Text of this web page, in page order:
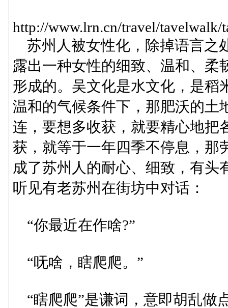
http://www.lrn.cn/travel/tavelwalk/
苏州人被女性化，除掉语言之
露出一种女性的细致、温和、柔
形成的。吴文化是水文化，是稻
温和的气候条件下，那肥沃的土
连，要想多收获，就要精心地把
获，就等于一年四季不停息，那
成了苏州人的耐心、细致，有头
听见有老苏州在街坊中对话：
“你最近在作啥?”
“呒啥，瞎爬爬。”
“瞎爬爬”是谦词，意即胡乱做